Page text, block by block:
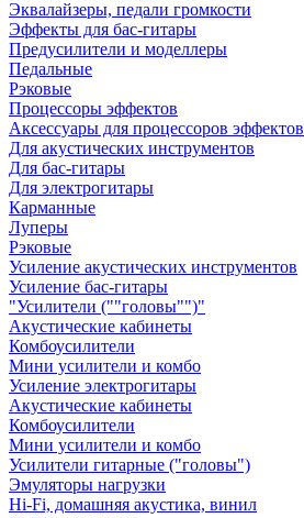
Эквалайзеры, педали громкости
Эффекты для бас-гитары
Предусилители и моделлеры
Педальные
Рэковые
Процессоры эффектов
Аксессуары для процессоров эффектов
Для акустических инструментов
Для бас-гитары
Для электрогитары
Карманные
Луперы
Рэковые
Усиление акустических инструментов
Усиление бас-гитары
"Усилители (""головы"")"
Акустические кабинеты
Комбоусилители
Мини усилители и комбо
Усиление электрогитары
Акустические кабинеты
Комбоусилители
Мини усилители и комбо
Усилители гитарные ("головы")
Эмуляторы нагрузки
Hi-Fi, домашняя акустика, винил